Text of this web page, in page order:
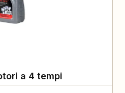
a 4 tempi